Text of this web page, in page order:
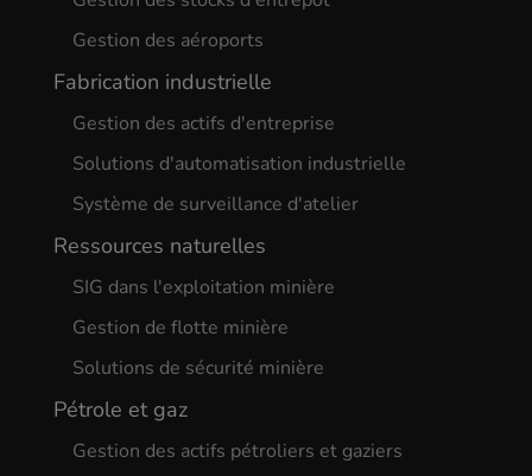
Gestion des aéroports
Fabrication industrielle
Gestion des actifs d'entreprise
Solutions d'automatisation industrielle
Système de surveillance d'atelier
Ressources naturelles
SIG dans l'exploitation minière
Gestion de flotte minière
Solutions de sécurité minière
Pétrole et gaz
Gestion des actifs pétroliers et gaziers